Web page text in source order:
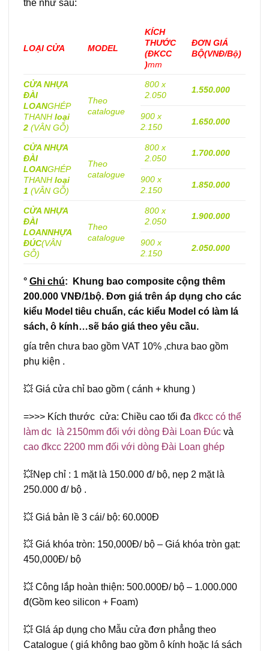
thể như sau:
LOẠI CỬA MODEL
KÍCH
THƯỚC
(ĐKCC
)mm
ĐƠN GIÁ
BỘ(VNĐ/Bộ)
CỬA NHỰA
ĐÀI
LOANGHÉP
THANH loại
2 (VÂN GỖ)
Theo
catalogue
800 x
2.050
1.550.000
900 x
2.150
1.650.000
CỬA NHỰA
ĐÀI
LOANGHÉP
THANH loại
1 (VÂN GỖ)
Theo
catalogue
800 x
2.050
1.700.000
900 x
2.150
1.850.000
CỬA NHỰA
ĐÀI
LOANNHỰA
ĐÚC(VÂN
GỖ)
Theo
catalogue
800 x
2.050
1.900.000
900 x
2.150
2.050.000
° Ghi chú: Khung bao composite cộng thêm
200.000 VNĐ/1bộ. Đơn giá trên áp dụng cho các
kiểu Model tiêu chuẩn, các kiểu Model có làm lá
sách, ô kính…sẽ báo giá theo yêu cầu.
gía trên chưa bao gồm VAT 10% ,chưa bao gồm
phụ kiện .
💥 Giá cửa chỉ bao gồm ( cánh + khung )
=>>> Kích thước cửa: Chiều cao tối đa đkcc có thể
làm dc là 2150mm đối với dòng Đài Loan Đúc và
cao đkcc 2200 mm đối với dòng Đài Loan ghép
💥Nẹp chỉ : 1 mặt là 150.000 đ/ bộ, nẹp 2 mặt là
250.000 đ/ bộ .
💥 Giá bản lề 3 cái/ bộ: 60.000Đ
💥 Giá khóa tròn: 150,000Đ/ bộ – Giá khóa tròn gạt:
450,000Đ/ bộ
💥 Công lắp hoàn thiện: 500.000Đ/ bộ – 1.000.000
đ(Gồm keo silicon + Foam)
💥 GIá áp dụng cho Mẫu cửa đơn phẳng theo
Catalogue ( giá không bao gồm ô kính hoặc lá sách